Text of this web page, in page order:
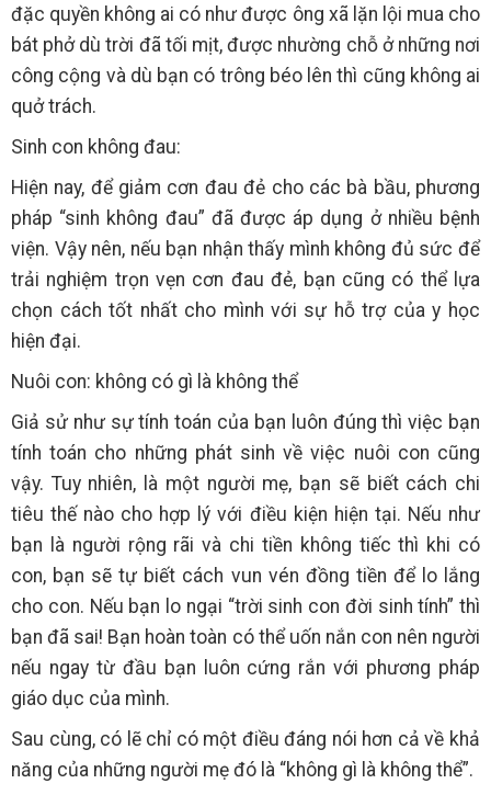
đặc quyền không ai có như được ông xã lặn lội mua cho
bát phở dù trời đã tối mịt, được nhường chỗ ở những nơi
công cộng và dù bạn có trông béo lên thì cũng không ai
quở trách.
Sinh con không đau:
Hiện nay, để giảm cơn đau đẻ cho các bà bầu, phương
pháp “sinh không đau” đã được áp dụng ở nhiều bệnh
viện. Vậy nên, nếu bạn nhận thấy mình không đủ sức để
trải nghiệm trọn vẹn cơn đau đẻ, bạn cũng có thể lựa
chọn cách tốt nhất cho mình với sự hỗ trợ của y học
hiện đại.
Nuôi con: không có gì là không thể
Giả sử như sự tính toán của bạn luôn đúng thì việc bạn
tính toán cho những phát sinh về việc nuôi con cũng
vậy. Tuy nhiên, là một người mẹ, bạn sẽ biết cách chi
tiêu thế nào cho hợp lý với điều kiện hiện tại. Nếu như
bạn là người rộng rãi và chi tiền không tiếc thì khi có
con, bạn sẽ tự biết cách vun vén đồng tiền để lo lắng
cho con. Nếu bạn lo ngại “trời sinh con đời sinh tính” thì
bạn đã sai! Bạn hoàn toàn có thể uốn nắn con nên người
nếu ngay từ đầu bạn luôn cứng rắn với phương pháp
giáo dục của mình.
Sau cùng, có lẽ chỉ có một điều đáng nói hơn cả về khả
năng của những người mẹ đó là “không gì là không thể”.